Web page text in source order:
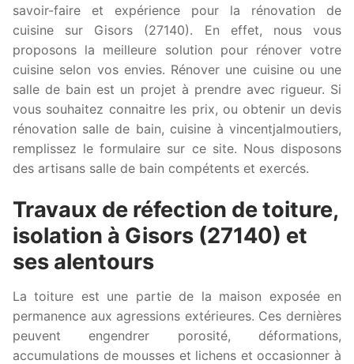
savoir-faire et expérience pour la rénovation de
cuisine sur Gisors (27140). En effet, nous vous
proposons la meilleure solution pour rénover votre
cuisine selon vos envies. Rénover une cuisine ou une
salle de bain est un projet à prendre avec rigueur. Si
vous souhaitez connaitre les prix, ou obtenir un devis
rénovation salle de bain, cuisine à vincentjalmoutiers,
remplissez le formulaire sur ce site. Nous disposons
des artisans salle de bain compétents et exercés.
Travaux de réfection de toiture,
isolation à Gisors (27140) et
ses alentours
La toiture est une partie de la maison exposée en
permanence aux agressions extérieures. Ces dernières
peuvent engendrer porosité, déformations,
accumulations de mousses et lichens et occasionner à